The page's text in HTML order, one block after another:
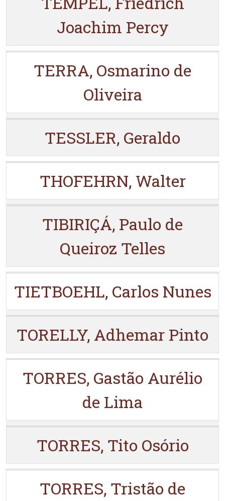
Joachim Percy
TERRA, Osmarino de
Oliveira
TESSLER, Geraldo
THOFEHRN, Walter
TIBIRIÇÁ, Paulo de
Queiroz Telles
TIETBOEHL, Carlos Nunes
TORELLY, Adhemar Pinto
TORRES, Gastão Aurélio
de Lima
TORRES, Tito Osório
TORRES, Tristão de